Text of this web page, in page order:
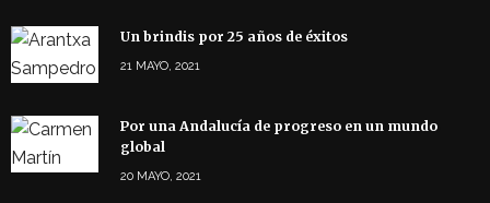
Un brindis por 25 años de éxitos
21 MAYO, 2021
Por una Andalucía de progreso en un mundo
global
20 MAYO, 2021